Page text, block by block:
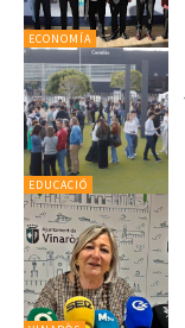
ECONOMÍA
EDUCACIÓ